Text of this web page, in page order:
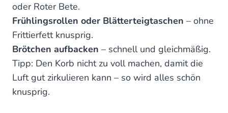
oder Roter Bete.
Frühlingsrollen oder Blätterteigtaschen – ohne
Frittierfett knusprig.
Brötchen aufbacken – schnell und gleichmäßig.
Tipp: Den Korb nicht zu voll machen, damit die
Luft gut zirkulieren kann – so wird alles schön
knusprig.